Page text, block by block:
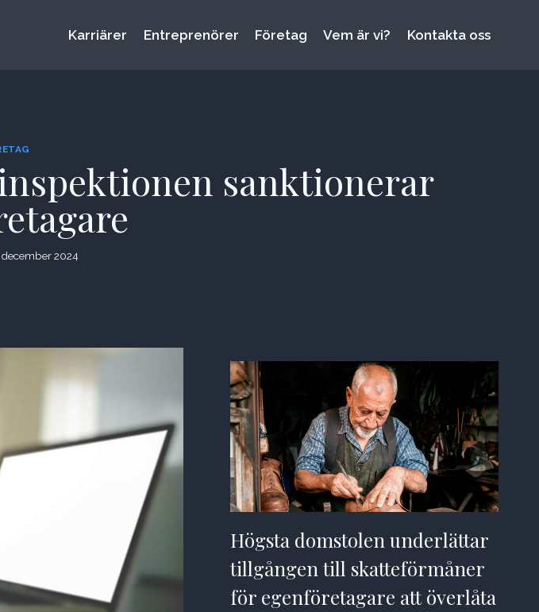
Karriärer Entreprenörer Företag Vem är vi? Kontakta oss
sanktionerar
2024
Högsta domstolen underlättar
tillgången till skatteförmåner
för egenföretagare att överlåta